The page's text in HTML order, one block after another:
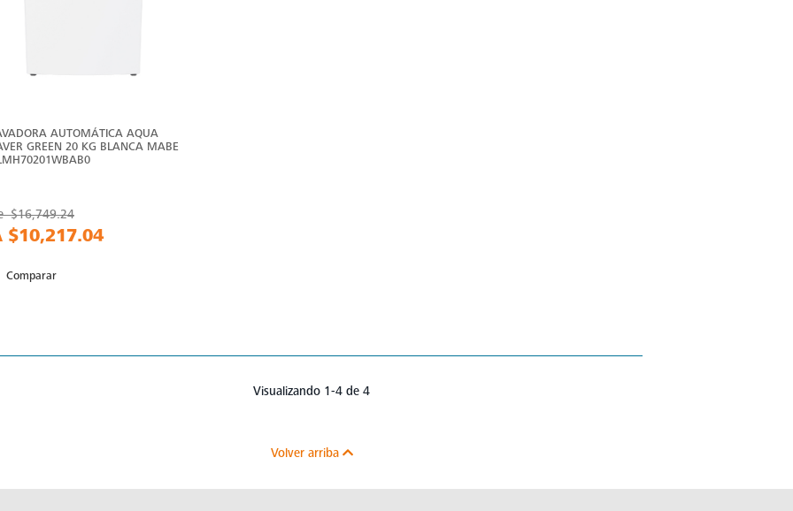
AUTOMÁTICA AQUA
GREEN 20 KG BLANCA MABE
$16,749.24
$10,217.04
Comparar
Visualizando 1-4 de 4
Volver arriba